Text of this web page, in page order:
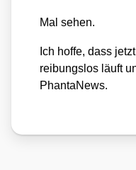
Mal sehen.
Ich hof­fe, dass
rei­bungs­los läuft
Phan­ta­News.